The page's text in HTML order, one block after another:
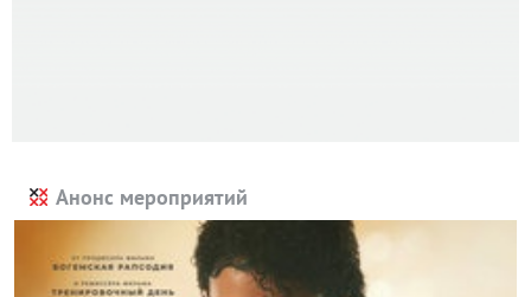
Анонс мероприятий